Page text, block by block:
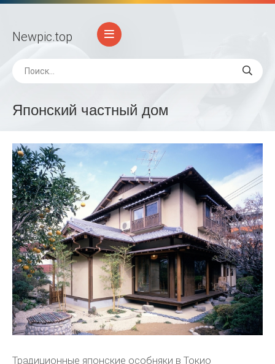
Newpic.top
Японский частный дом
Традиционные японские особняки в Токио